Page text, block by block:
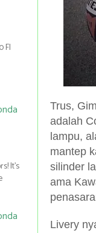
Trus,
adalah
lampu,
mantep
silinder
ama
Livery
FI
It’s